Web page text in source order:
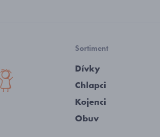
Sortiment
Dívky
Chlapci
Kojenci
Obuv